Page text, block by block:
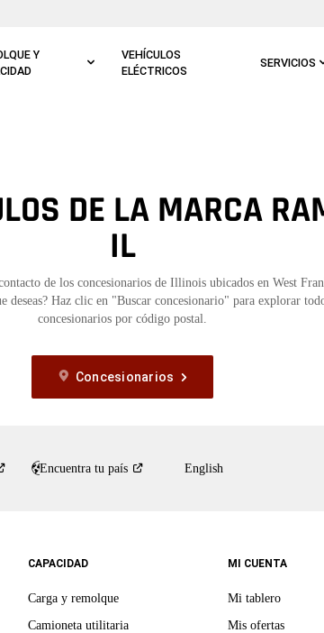
Y
VEHÍCULOS
ELÉCTRICOS
SERVICIOS
DE LA MARCA
IL
de los concesionarios de Illinois ubicados en West
deseas? Haz clic en "Buscar concesionario" para explorar
concesionarios por código postal.
Concesionarios
Encuentra tu país English
CAPACIDAD
Carga y remolque
Camioneta utilitaria
MI CUENTA
Mi tablero
Mis ofertas